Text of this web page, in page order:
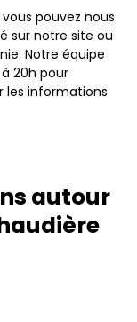
pouvez nous
sur notre site ou
Notre équipe
20h pour
les informations
autour